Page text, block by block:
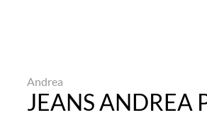
Andrea
JEANS ANDREA